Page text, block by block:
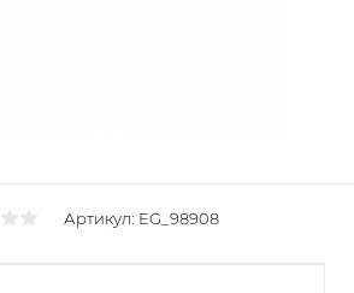
Артикул: EG_98908